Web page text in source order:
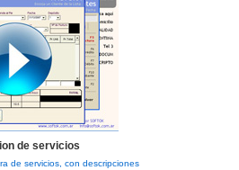
de servicios
de servicios, con descripciones